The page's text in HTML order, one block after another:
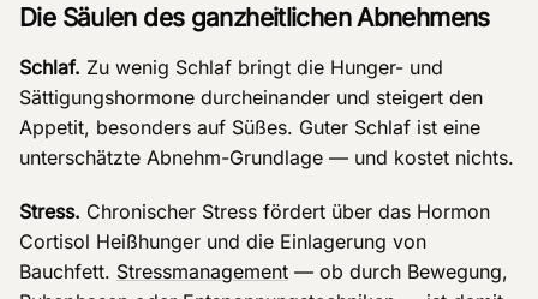
Die Säulen des ganzheitlichen Abnehmens
Schlaf. Zu wenig Schlaf bringt die Hunger- und
Sättigungshormone durcheinander und steigert den
Appetit, besonders auf Süßes. Guter Schlaf ist eine
unterschätzte Abnehm-Grundlage — und kostet nichts.
Stress. Chronischer Stress fördert über das Hormon
Cortisol Heißhunger und die Einlagerung von
Bauchfett. Stressmanagement — ob durch Bewegung,